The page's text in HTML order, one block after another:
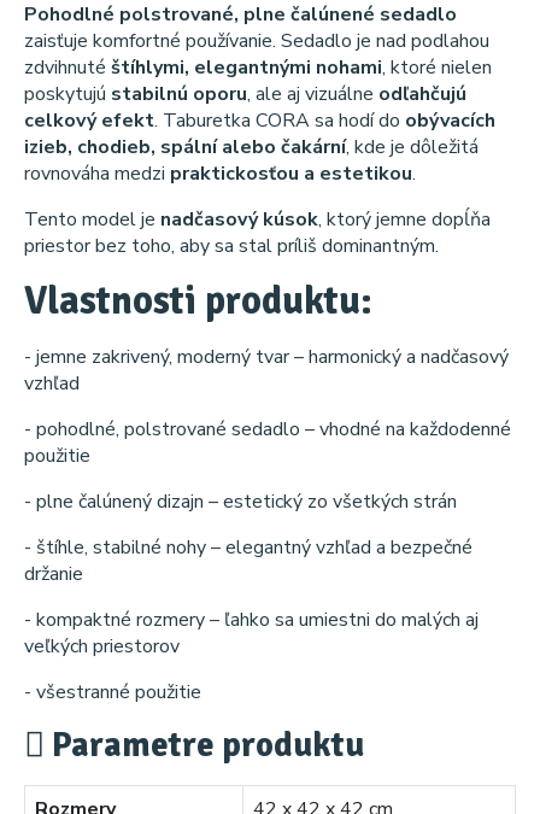
Pohodlné polstrované, plne čalúnené sedadlo
zaisťuje komfortné používanie. Sedadlo je nad podlahou
zdvihnuté štíhlymi, elegantnými nohami, ktoré nielen
poskytujú stabilnú oporu, ale aj vizuálne odľahčujú
celkový efekt. Taburetka CORA sa hodí do obývacích
izieb, chodieb, spální alebo čakární, kde je dôležitá
rovnováha medzi praktickosťou a estetikou.
Tento model je nadčasový kúsok, ktorý jemne dopĺňa
priestor bez toho, aby sa stal príliš dominantným.
Vlastnosti produktu:
- jemne zakrivený, moderný tvar – harmonický a nadčasový
vzhľad
- pohodlné, polstrované sedadlo – vhodné na každodenné
použitie
- plne čalúnený dizajn – estetický zo všetkých strán
- štíhle, stabilné nohy – elegantný vzhľad a bezpečné
držanie
- kompaktné rozmery – ľahko sa umiestni do malých aj
veľkých priestorov
- všestranné použitie
Parametre produktu